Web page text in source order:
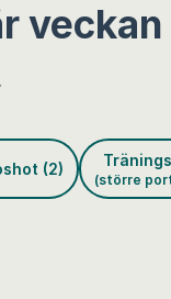
veckan
(2)
(större